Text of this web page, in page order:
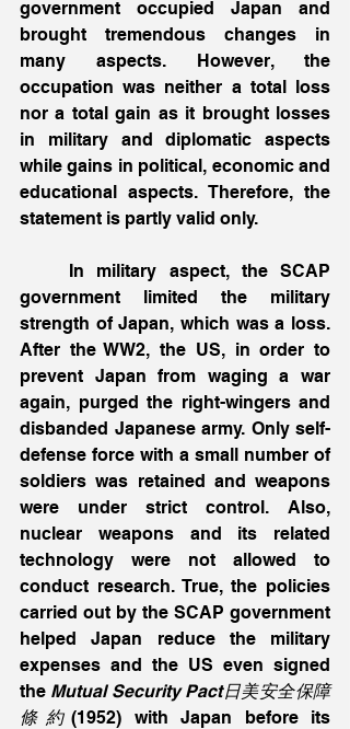
government occupied Japan and
brought tremendous changes in
many aspects. However, the
occupation was neither a total loss
nor a total gain as it brought losses
in military and diplomatic aspects
while gains in political, economic and
educational aspects. Therefore, the
statement is partly valid only.
government limited the military
strength of Japan, which was a loss.
After the WW2, the US, in order to
prevent Japan from waging a war
again, purged the right-wingers and
disbanded Japanese army. Only self-
defense force with a small number of
soldiers was retained and weapons
were under strict control. Also,
nuclear weapons and its related
technology were not allowed to
conduct research. True, the policies
carried out by the SCAP government
helped Japan reduce the military
expenses and the US even signed
the Mutual Security Pact日美安全保障
條約 (1952) with Japan before its